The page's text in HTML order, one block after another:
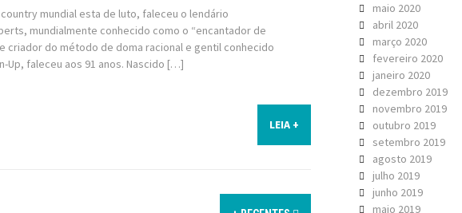
mundial esta de luto, faleceu o lendário
mundialmente conhecido como o “encantador de
criador do método de doma racional e gentil conhecido
Up, faleceu aos 91 anos. Nascido […]
LEIA +
maio 2020
abril 2020
março 2020
fevereiro 2020
janeiro 2020
dezembro 2019
novembro 2019
outubro 2019
setembro 2019
agosto 2019
julho 2019
junho 2019
maio 2019